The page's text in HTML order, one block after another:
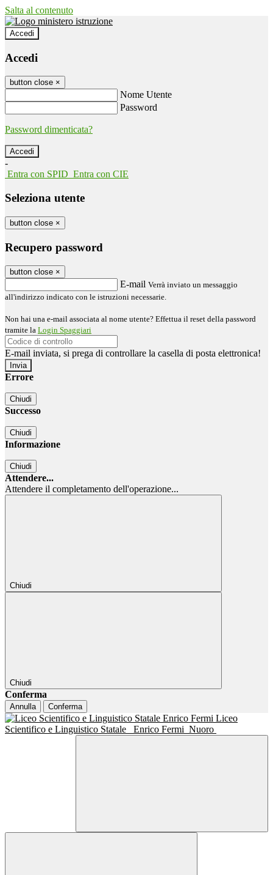
Salta al contenuto
Accedi
Accedi
button close ×
Nome Utente
Password
Password dimenticata?
-
Entra con SPID Entra con CIE
Seleziona utente
button close ×
Recupero password
button close ×
E-mail Verrà inviato un messaggio
all'indirizzo indicato con le istruzioni necessarie.
Non hai una e-mail associata al nome utente? Effettua il reset della password
tramite la Login Spaggiari
E-mail inviata, si prega di controllare la casella di posta elettronica!
Errore
Chiudi
Successo
Chiudi
Informazione
Chiudi
Attendere...
Attendere il completamento dell'operazione...
Chiudi
Chiudi
Conferma
Annulla Conferma
Liceo
Scientifico e Linguistico Statale
Enrico Fermi Nuoro